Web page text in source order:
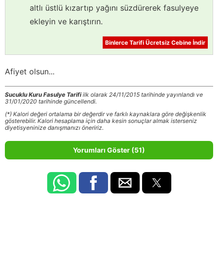
altlı üstlü kızartıp yağını süzdürerek fasulyeye
ekleyin ve karıştırın.
Binlerce Tarifi Ücretsiz Cebine İndir
Afiyet olsun...
Sucuklu Kuru Fasulye Tarifiilk olarak 24/11/2015 tarihinde yayınlandı ve
31/01/2020 tarihinde güncellendi.
(*) Kalori değeri ortalama bir değerdir ve farklı kaynaklara göre değişkenlik
gösterebilir. Kalori hesaplama için daha kesin sonuçlar almak isterseniz
diyetisyeninize danışmanızı öneririz.
Yorumları Göster (51)